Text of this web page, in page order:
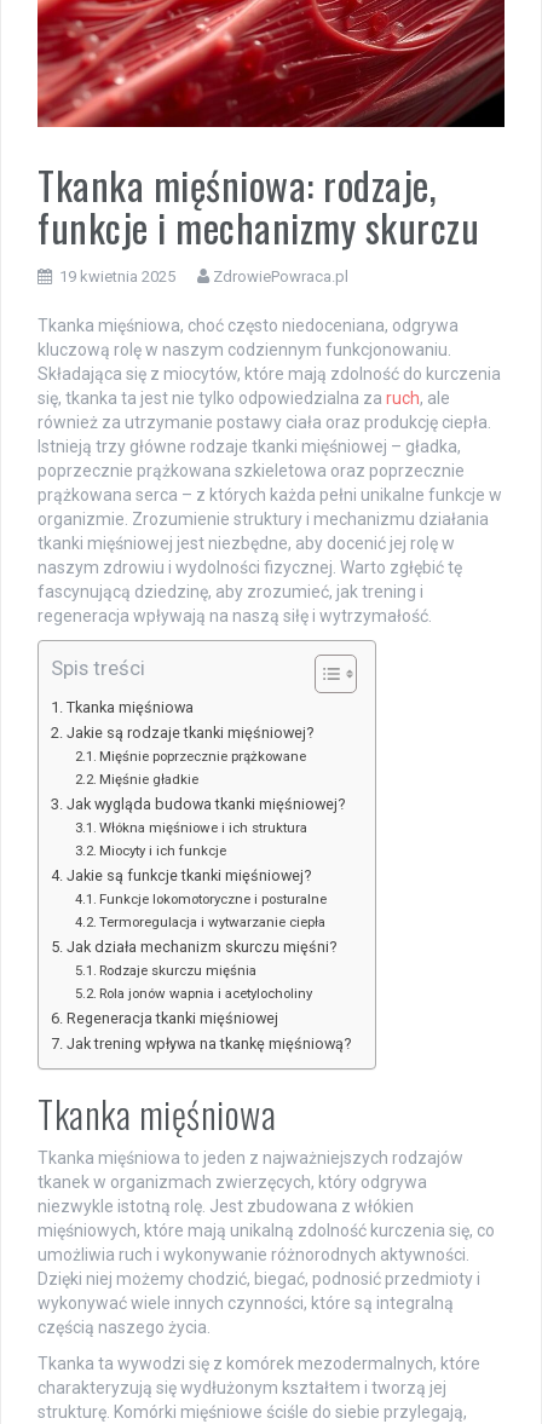
Tkanka mięśniowa: rodzaje,
funkcje i mechanizmy skurczu
19 kwietnia 2025 ZdrowiePowraca.pl
Tkanka mięśniowa, choć często niedoceniana, odgrywa
kluczową rolę w naszym codziennym funkcjonowaniu.
Składająca się z miocytów, które mają zdolność do kurczenia
się, tkanka ta jest nie tylko odpowiedzialna za ruch, ale
również za utrzymanie postawy ciała oraz produkcję ciepła.
Istnieją trzy główne rodzaje tkanki mięśniowej – gładka,
poprzecznie prążkowana szkieletowa oraz poprzecznie
prążkowana serca – z których każda pełni unikalne funkcje w
organizmie. Zrozumienie struktury i mechanizmu działania
tkanki mięśniowej jest niezbędne, aby docenić jej rolę w
naszym zdrowiu i wydolności fizycznej. Warto zgłębić tę
fascynującą dziedzinę, aby zrozumieć, jak trening i
regeneracja wpływają na naszą siłę i wytrzymałość.
Spis treści
Tkanka mięśniowa
Jakie są rodzaje tkanki mięśniowej?
Mięśnie poprzecznie prążkowane
Mięśnie gładkie
Jak wygląda budowa tkanki mięśniowej?
Włókna mięśniowe i ich struktura
Miocyty i ich funkcje
Jakie są funkcje tkanki mięśniowej?
Funkcje lokomotoryczne i posturalne
Termoregulacja i wytwarzanie ciepła
Jak działa mechanizm skurczu mięśni?
Rodzaje skurczu mięśnia
Rola jonów wapnia i acetylocholiny
Regeneracja tkanki mięśniowej
Jak trening wpływa na tkankę mięśniową?
Tkanka mięśniowa
Tkanka mięśniowa to jeden z najważniejszych rodzajów
tkanek w organizmach zwierzęcych, który odgrywa
niezwykle istotną rolę. Jest zbudowana z włókien
mięśniowych, które mają unikalną zdolność kurczenia się, co
umożliwia ruch i wykonywanie różnorodnych aktywności.
Dzięki niej możemy chodzić, biegać, podnosić przedmioty i
wykonywać wiele innych czynności, które są integralną
częścią naszego życia.
Tkanka ta wywodzi się z komórek mezodermalnych, które
charakteryzują się wydłużonym kształtem i tworzą jej
strukturę. Komórki mięśniowe ściśle do siebie przylegają,